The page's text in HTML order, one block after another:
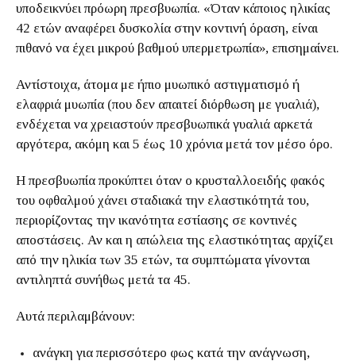
υποδεικνύει πρόωρη πρεσβυωπία. «Όταν κάποιος ηλικίας
42 ετών αναφέρει δυσκολία στην κοντινή όραση, είναι
πιθανό να έχει μικρού βαθμού υπερμετρωπία», επισημαίνει.
Αντίστοιχα, άτομα με ήπιο μυωπικό αστιγματισμό ή
ελαφριά μυωπία (που δεν απαιτεί διόρθωση με γυαλιά),
ενδέχεται να χρειαστούν πρεσβυωπικά γυαλιά αρκετά
αργότερα, ακόμη και 5 έως 10 χρόνια μετά τον μέσο όρο.
Η πρεσβυωπία προκύπτει όταν ο κρυσταλλοειδής φακός
του οφθαλμού χάνει σταδιακά την ελαστικότητά του,
περιορίζοντας την ικανότητα εστίασης σε κοντινές
αποστάσεις. Αν και η απώλεια της ελαστικότητας αρχίζει
από την ηλικία των 35 ετών, τα συμπτώματα γίνονται
αντιληπτά συνήθως μετά τα 45.
Αυτά περιλαμβάνουν:
ανάγκη για περισσότερο φως κατά την ανάγνωση,